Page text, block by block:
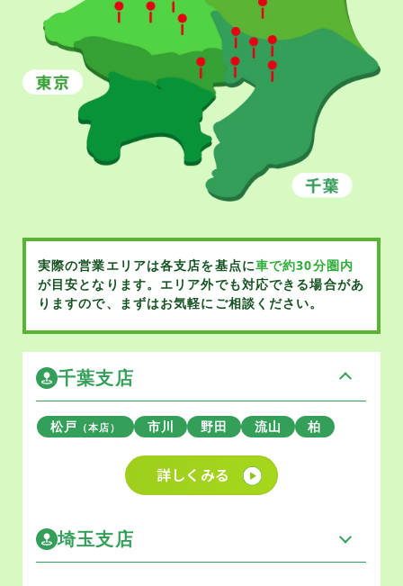
実際の営業エリアは各支店を基点に車で約30分圏内
が目安となります。 エリア外でも対応できる場合があ
りますので、まずはお気軽にご相談ください。
千葉支店
松戸 （本店） 市川 野田 流山 柏
詳しくみる
埼玉支店